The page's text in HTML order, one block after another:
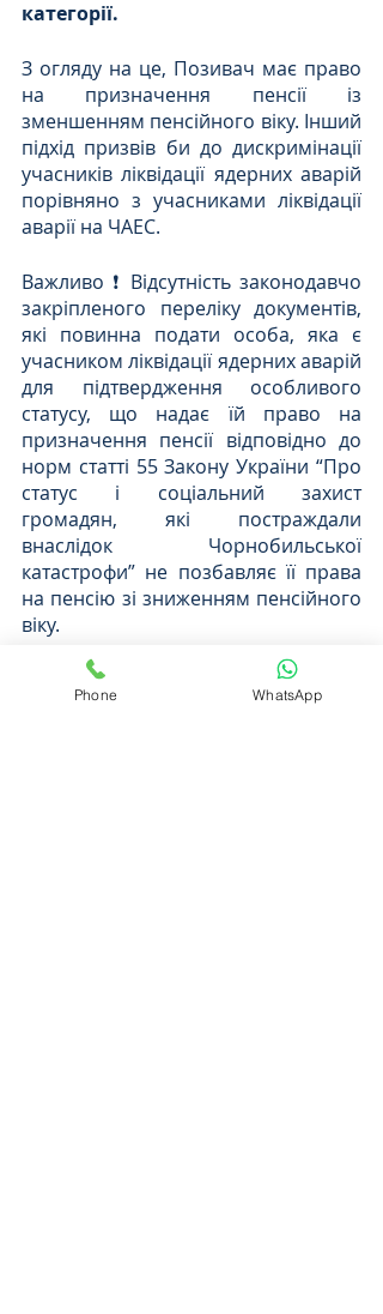
категорії.
З огляду на це, Позивач має право
на призначення пенсії із
зменшенням пенсійного віку. Інший
підхід призвів би до дискримінації
учасників ліквідації ядерних аварій
порівняно з учасниками ліквідації
аварії на ЧАЕС.
Важливо ❗ Відсутність законодавчо
закріпленого переліку документів,
які повинна подати особа, яка є
учасником ліквідації ядерних аварій
для підтвердження особливого
статусу, що надає їй право на
призначення пенсії відповідно до
норм статті 55 Закону України “Про
статус і соціальний захист
громадян, які постраждали
внаслідок Чорнобильської
катастрофи” не позбавляє її права
на пенсію зі зниженням пенсійного
віку.
Якщо Вам потрібна консультація з
пенсійних питань, звертайтеся до
Phone WhatsApp